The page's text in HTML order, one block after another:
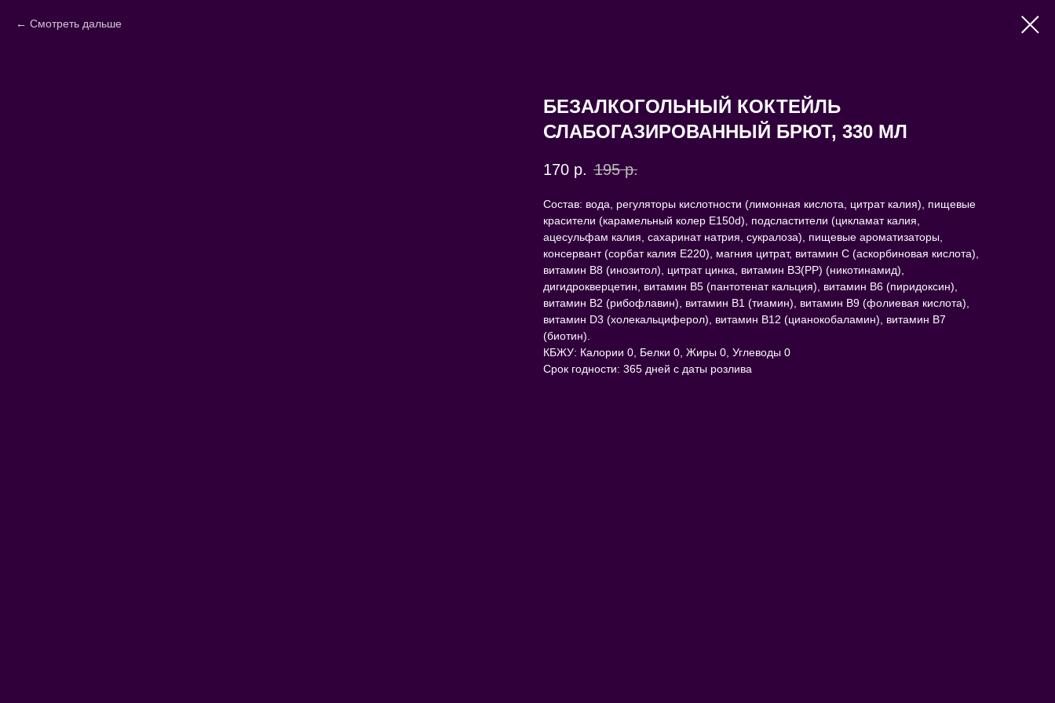
Смотреть дальше
БЕЗАЛКОГОЛЬНЫЙ КОКТЕЙЛЬ
СЛАБОГАЗИРОВАННЫЙ БРЮТ, 330 МЛ
170 р. 195 р.
Состав: вода, регуляторы кислотности (лимонная кислота, цитрат калия), пищевые
красители (карамельный колер E150d), подсластители (цикламат калия,
ацесульфам калия, сахаринат натрия, сукралоза), пищевые ароматизаторы,
консервант (сорбат калия E220), магния цитрат, витамин С (аскорбиновая кислота),
витамин B8 (инозитол), цитрат цинка, витамин ВЗ(РР) (никотинамид),
дигидрокверцетин, витамин В5 (пантотенат кальция), витамин B6 (пиридоксин),
витамин В2 (рибофлавин), витамин В1 (тиамин), витамин B9 (фолиевая кислота),
витамин D3 (холекальциферол), витамин В12 (цианокобаламин), витамин В7
(биотин).
КБЖУ: Калории 0, Белки 0, Жиры 0, Углеводы 0
Срок годности: 365 дней с даты розлива